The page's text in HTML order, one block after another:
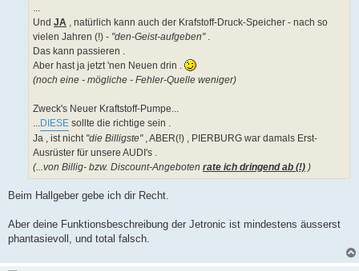
...
Und JA , natürlich kann auch der Krafstoff-Druck-Speicher - nach so
vielen Jahren (!) - "den-Geist-aufgeben".
Das kann passieren .
Aber hast ja jetzt 'nen Neuen drin .
(noch eine - mögliche - Fehler-Quelle weniger)
Zweck's Neuer Kraftstoff-Pumpe...
...DIESE sollte die richtige sein .
Ja , ist nicht "die Billigste", ABER(!) , PIERBURG war damals Erst-
Ausrüster für unsere AUDI's .
(...von Billig- bzw. Discount-Angeboten rate ich dringend ab (!) )
Beim Hallgeber gebe ich dir Recht.
Aber deine Funktionsbeschreibung der Jetronic ist mindestens äusserst
phantasievoll, und total falsch.